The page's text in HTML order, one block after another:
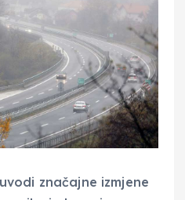
značajne izmjene